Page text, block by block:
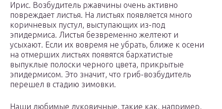
Ирис. Возбудитель ржавчины очень активно
повреждает листья. На листьях появляется много
коричневых пустул, выступающих из-под
эпидермиса. Листья безвременно желтеют и
усыхают. Если их вовремя не убрать, ближе к осени
на отмерших листьях появятся бархатистые
выпуклые полоски черного цвета, прикрытые
эпидермисом. Это значит, что гриб-возбудитель
перешел в стадию зимовки.
Наши любимые луковичные, такие как, например,